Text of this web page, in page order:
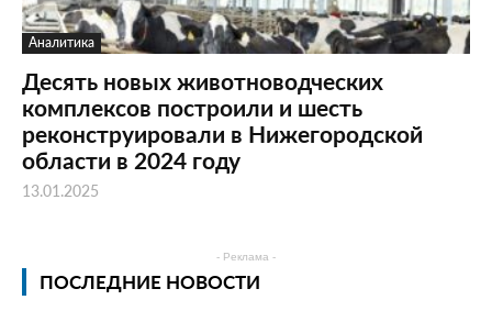
Аналитика
Десять новых животноводческих
комплексов построили и шесть
реконструировали в Нижегородской
области в 2024 году
13.01.2025
- Реклама -
ПОСЛЕДНИЕ НОВОСТИ